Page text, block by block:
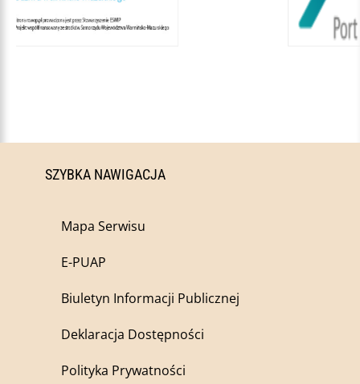
SZYBKA NAWIGACJA
Mapa Serwisu
E-PUAP
Biuletyn Informacji Publicznej
Deklaracja Dostępności
Polityka Prywatności